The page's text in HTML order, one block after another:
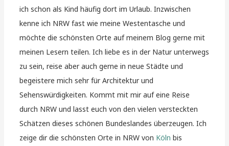
ich schon als Kind häufig dort im Urlaub. Inzwischen
kenne ich NRW fast wie meine Westentasche und
möchte die schönsten Orte auf meinem Blog gerne mit
meinen Lesern teilen. Ich liebe es in der Natur unterwegs
zu sein, reise aber auch gerne in neue Städte und
begeistere mich sehr für Architektur und
Sehenswürdigkeiten. Kommt mit mir auf eine Reise
durch NRW und lasst euch von den vielen versteckten
Schätzen dieses schönen Bundeslandes überzeugen. Ich
zeige dir die schönsten Orte in NRW von Köln bis